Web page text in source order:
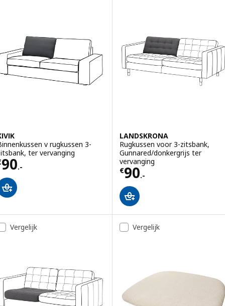
v rugkussen 3-
ter vervanging
90.- € 90.-
LANDSKRONA
Rugkussen voor 3-zitsbank,
Gunnared/donkergrijs ter
vervanging
€90.-
Prijs € 90.-
Vergelijk Vergelijk